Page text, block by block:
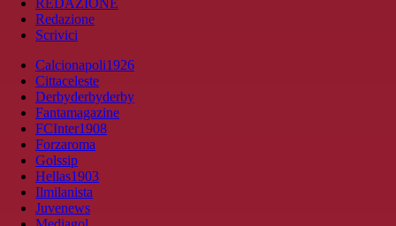
REDAZIONE
Redazione
Scrivici
Calcionapoli1926
Cittaceleste
Derbyderbyderby
Fantamagazine
FCInter1908
Forzaroma
Golssip
Hellas1903
Ilmilanista
Juvenews